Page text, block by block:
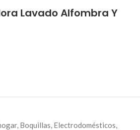
Lavado Alfombra Y
, Boquillas, Electrodomésticos,